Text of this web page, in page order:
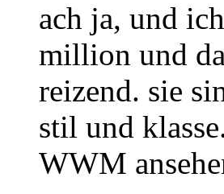
ach ja, und
million und
reizend. sie
stil und
WWM